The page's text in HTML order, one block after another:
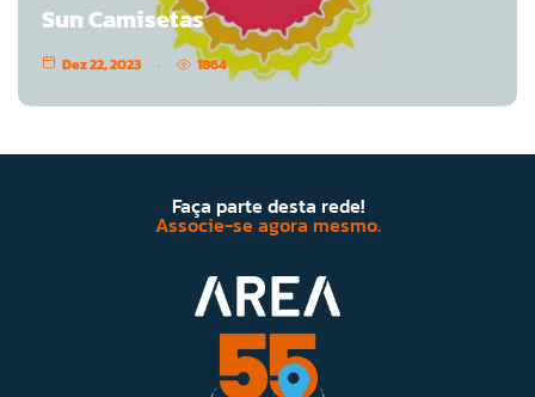
Sun Camisetas
Dez 22, 2023 1864
Faça parte desta rede!
Associe-se agora mesmo.